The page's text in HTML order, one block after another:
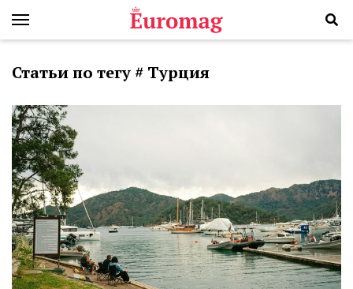
Статьи по тегу # Турция